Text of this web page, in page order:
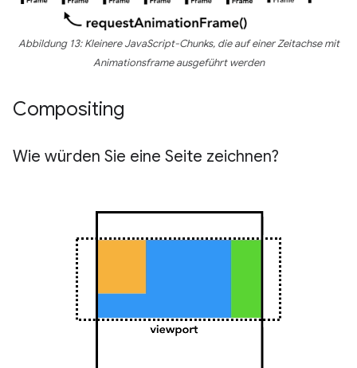
Abbildung 13: Kleinere JavaScript-Chunks, die auf einer Zeitachse mit
Animationsframe ausgeführt werden
Compositing
Wie würden Sie eine Seite zeichnen?